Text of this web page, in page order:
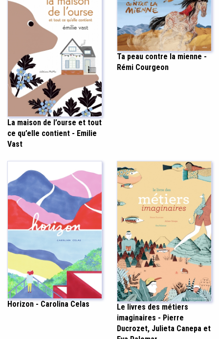
La maison de l’ourse et tout
ce qu’elle contient - Emilie
Vast
Ta peau contre la mienne -
Rémi Courgeon
Horizon - Carolina Celas
Le livres des métiers
imaginaires - Pierre
Ducrozet, Julieta Canepa et